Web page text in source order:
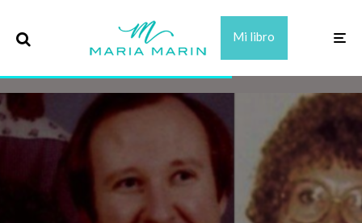
Mi libro